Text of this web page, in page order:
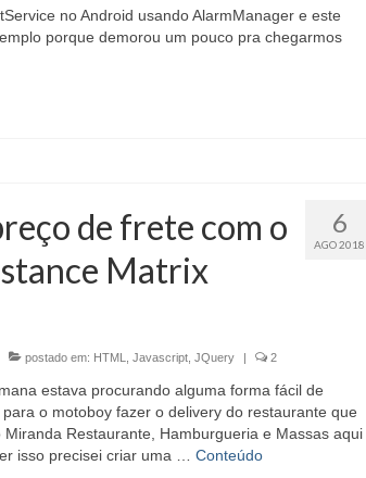
no Android usando AlarmManager e este
porque demorou um pouco pra chegarmos
6
AGO 2018
de frete com o
Matrix
postado em: HTML Javascript, JQuery | 2
estava procurando alguma forma fácil de
o motoboy fazer o delivery do restaurante que
Miranda Restaurante, Hamburgueria e Massas aqui
isso precisei criar uma … Conteúdo